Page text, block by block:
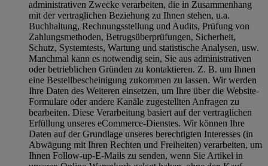
administrativen Zwecke verarbeiten, die in Zusammenhang
mit der vertraglichen Beziehung zu Ihnen stehen, u.a.
Buchhaltung, Rechnungsstellung und Audits, Prüfung von
Zahlungsmethoden, Betrugsüberprüfungen, Sicherheit,
Schutz, Systemtests, Wartung und statistische Analysen, usw.
Manchmal kann es notwendig sein, Sie aus administrativen
oder betrieblichen Gründen zu kontaktieren. Z. B. um Ihnen
eine Bestellbescheinigung zukommen zu lassen. Wir werden
Ihre Daten des Weiteren einsetzen, um Ihre über die Website-
Formulare oder andere Kanäle zugestellten Anfragen zu
bearbeiten. Diese Verarbeitung basiert auf der vertraglichen
Erfüllung unseres eCommerce-Dienstes. Wir können Ihre
Daten auf der Grundlage unseres berechtigten Interesses (in
Abwägung mit Ihren Rechten und Freiheiten) verarbeiten, um
Ihnen Follow-up-E-Mails zu senden, wenn Sie Artikel in